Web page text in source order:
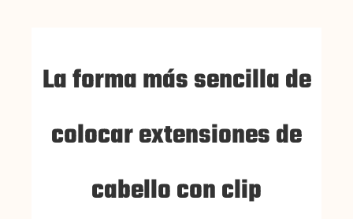
La forma más sencilla de
colocar extensiones de
cabello con clip